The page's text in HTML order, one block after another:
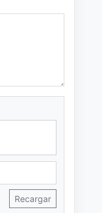
Recargar